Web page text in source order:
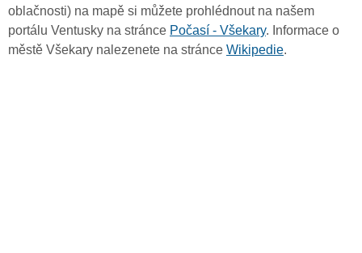
oblačnosti) na mapě si můžete prohlédnout na našem
portálu Ventusky na stránce Počasí - Všekary. Informace o
městě Všekary nalezenete na stránce Wikipedie.